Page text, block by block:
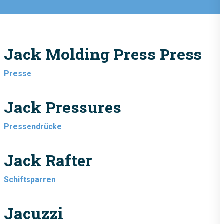
Jack Molding Press Press
Presse
Jack Pressures
Pressendrücke
Jack Rafter
Schiftsparren
Jacuzzi